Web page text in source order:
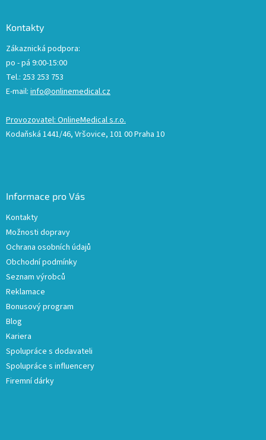
Kontakty
Zákaznická podpora:
po - pá 9:00-15:00
Tel.: 253 253 753
E-mail: info@onlinemedical.cz
Provozovatel: OnlineMedical s.r.o.
Kodaňská 1441/46, Vršovice, 101 00 Praha 10
Informace pro Vás
Kontakty
Možnosti dopravy
Ochrana osobních údajů
Obchodní podmínky
Seznam výrobců
Reklamace
Bonusový program
Blog
Kariera
Spolupráce s dodavateli
Spolupráce s influencery
Firemní dárky